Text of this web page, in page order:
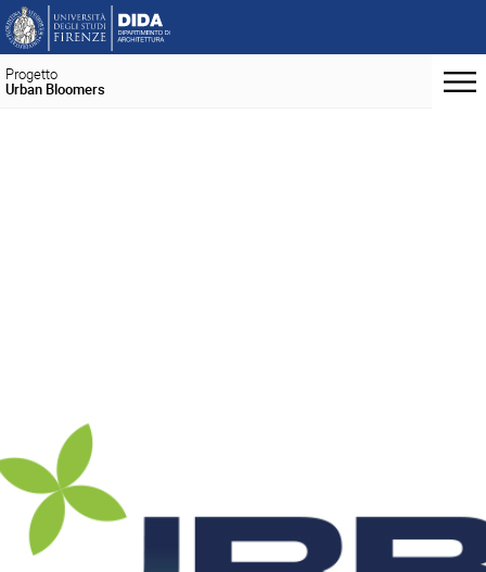
Progetto
Urban Bloomers